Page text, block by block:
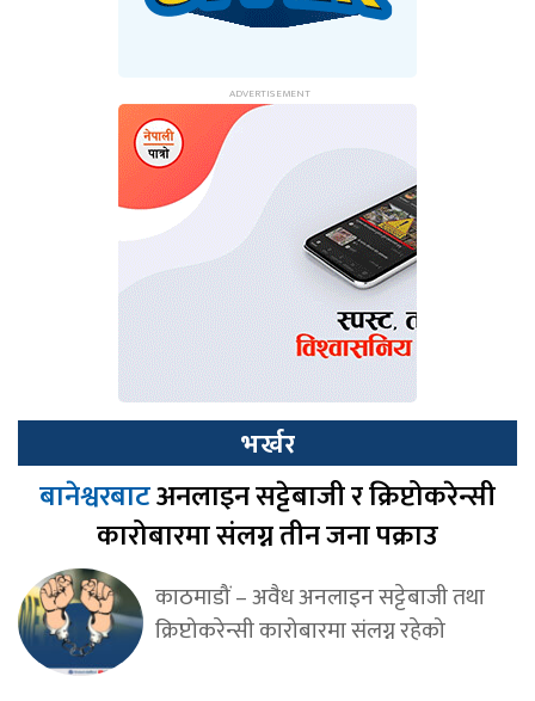
भर्खर
बानेश्वरबाटअनलाइन सट्टेबाजी र क्रिप्टोकरेन्सी
कारोबारमा संलग्न तीन जना पक्राउ
काठमाडौं – अवैध अनलाइन सट्टेबाजी तथा
क्रिप्टोकरेन्सी कारोबारमा संलग्न रहेको